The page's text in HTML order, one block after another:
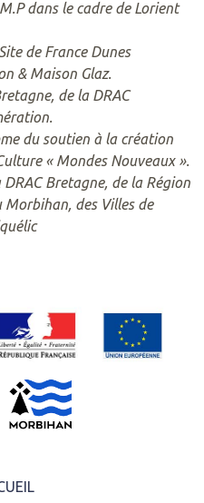
dans le cadre de Lorient
de France Dunes
& Maison Glaz.
de la DRAC
du soutien à la création
« Mondes Nouveaux ».
Bretagne, de la Région
des Villes de